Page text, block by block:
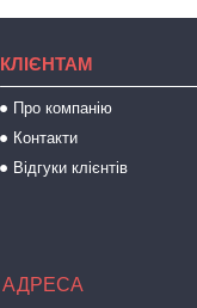
КЛІЄНТАМ
Про компанію
Контакти
Відгуки клієнтів